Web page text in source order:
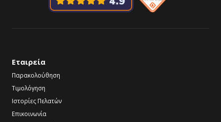
Εταιρεία
Παρακολούθηση
Τιμολόγηση
Ιστορίες Πελατών
Επικοινωνία